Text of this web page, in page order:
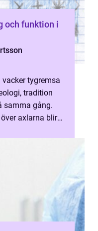
tygremsa
tradition
samma gång.
axlarna blir